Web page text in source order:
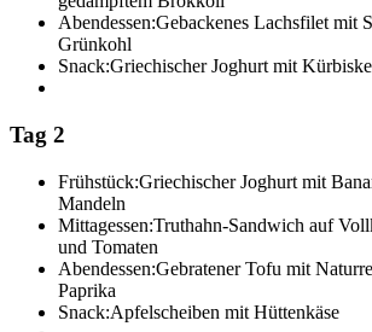
Abendessen:Gebackenes Lachsfilet mit
Grünkohl
Snack:Griechischer Joghurt mit
Tag 2
Frühstück:Griechischer Joghurt mit
Mandeln
Mittagessen:Truthahn-Sandwich auf
und Tomaten
Abendessen:Gebratener Tofu mit
Paprika
Snack:Apfelscheiben mit Hüttenkäse